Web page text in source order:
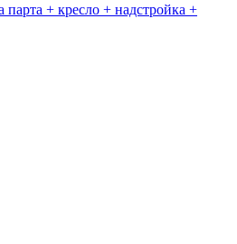
+ кресло + надстройка +